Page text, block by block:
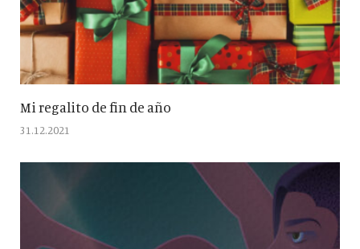
Mi regalito de fin de año
31.12.2021